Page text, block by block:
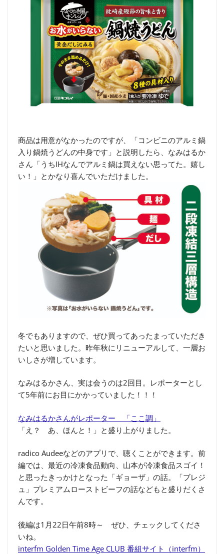
商品は用意がなかったのですが、「コンビニのアルミ鍋
入り鍋焼うどんの中身です」と説明したら、なみはるか
さん「うちIHなんでアルミ鍋は買えない思ってた。嬉し
い！」とかなり喜んでいただけました。
冬でもありますので、ぜひ買ってあったまっていただき
たいと思いました。昨年秋にリニューアルして、一層お
いしさが増しています。
なみはるかさん、実は会うのは2回目。レポーターとし
て5年前にお目にかかっていました！！！
なみはるかさんがレポーター 「ここ調」
「え？ あ、ほんと！」と盛り上がりました。
radico Audeeなどのアプリで、聴くことができます。前
編では、最近の冷凍食品動向、山本が冷凍食品スゴイ！
と思ったきっかけとなった「ギョーザ」の話。「ブレジ
ュ」プレミアムローストビーフの話などもと盛りだくさ
んです。
後編は1月22日午前8時～ ぜひ、チェックしてくださ
いね。
interfm Golden Time Age CLUB 番組サイト（interfm）